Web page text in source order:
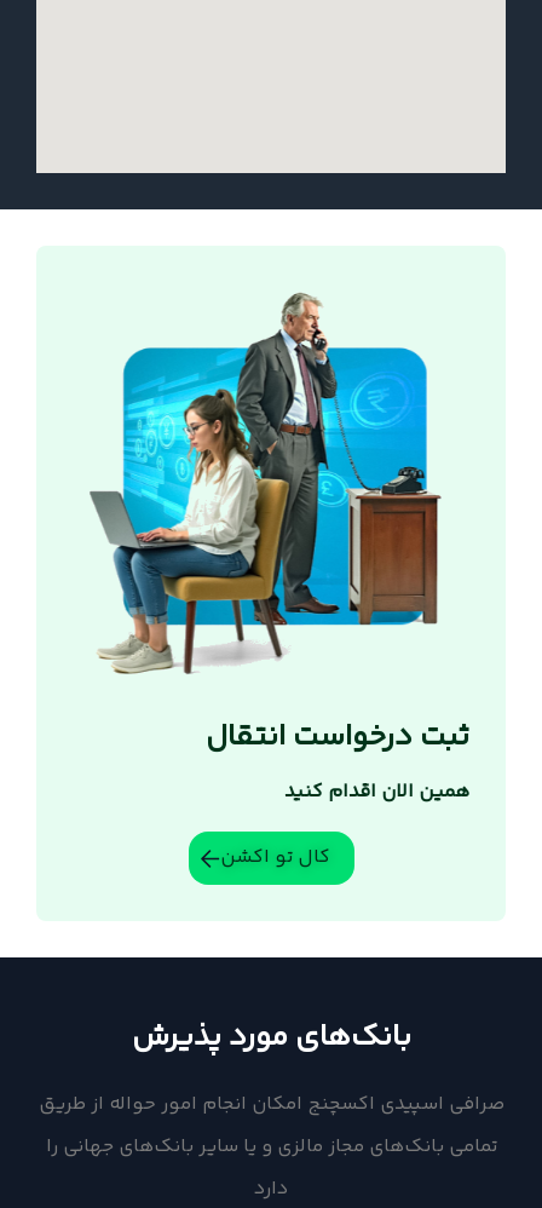
ثبت درخواست انتقال
همین الان اقدام کنید
کال تو اکشن
بانک‌های مورد پذیرش
صرافی اسپیدی اکسچنج امکان انجام امور حواله از طریق
تمامی بانک‌های مجاز مالزی و یا سایر بانک‌های جهانی را
دارد